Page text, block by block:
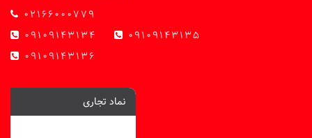
02166000779
09109143134
09109143135
09109143136
نماد تجاری